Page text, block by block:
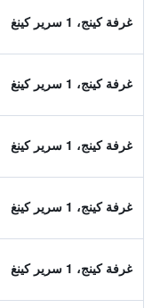
غرفة كينج، 1 سرير كينغ
غرفة كينج، 1 سرير كينغ
غرفة كينج، 1 سرير كينغ
غرفة كينج، 1 سرير كينغ
غرفة كينج، 1 سرير كينغ